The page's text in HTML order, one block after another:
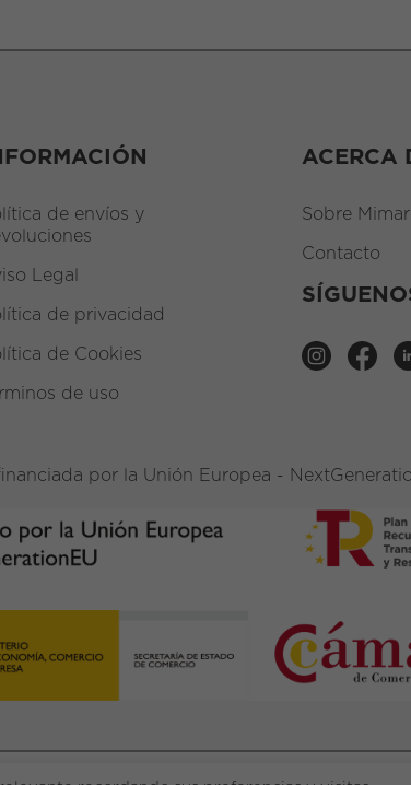
de envíos y
Legal
de privacidad
de Cookies
de uso
ACERCA
Sobre
Contacto
por la Unión Europea -